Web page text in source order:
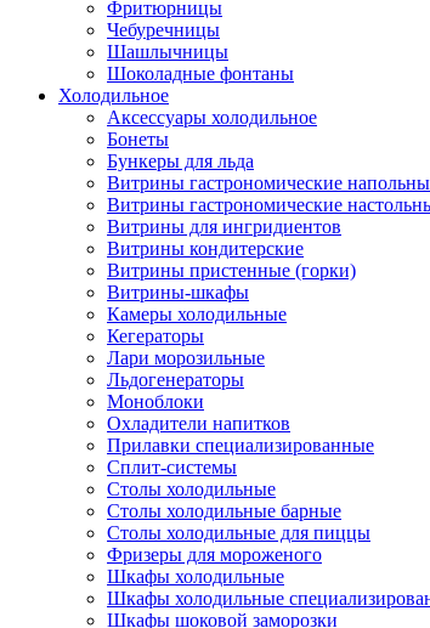
Фритюрницы
Чебуречницы
Шашлычницы
Шоколадные фонтаны
Холодильное
Аксессуары холодильное
Бонеты
Бункеры для льда
Витрины гастрономические
Витрины гастрономические
Витрины для ингридиентов
Витрины кондитерские
Витрины пристенные (горки)
Витрины-шкафы
Камеры холодильные
Кегераторы
Лари морозильные
Льдогенераторы
Моноблоки
Охладители напитков
Прилавки специализированные
Сплит-системы
Столы холодильные
Столы холодильные барные
Столы холодильные для пиццы
Фризеры для мороженого
Шкафы холодильные
Шкафы холодильные
Шкафы шоковой заморозки